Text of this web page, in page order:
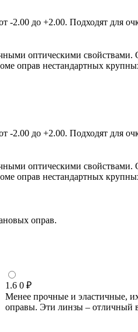
до +2.00. Подходят для
оптическими
оправ нестандартных
до +2.00. Подходят для
оптическими
оправ нестандартных
оправ.
1.6 0 ₽
Менее прочные и эластичные,
оправы. Эти линзы – отличный